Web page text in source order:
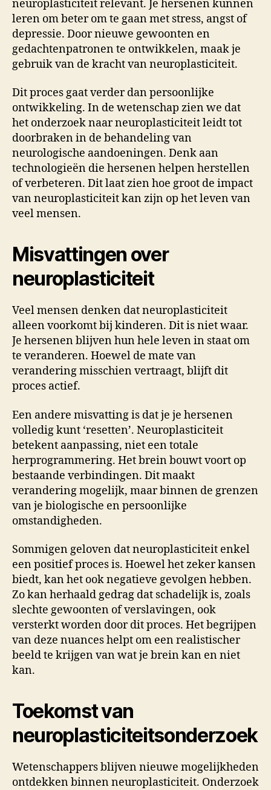
neuroplasticiteit relevant. Je hersenen kunnen
leren om beter om te gaan met stress, angst of
depressie. Door nieuwe gewoonten en
gedachtenpatronen te ontwikkelen, maak je
gebruik van de kracht van neuroplasticiteit.
Dit proces gaat verder dan persoonlijke
ontwikkeling. In de wetenschap zien we dat
het onderzoek naar neuroplasticiteit leidt tot
doorbraken in de behandeling van
neurologische aandoeningen. Denk aan
technologieën die hersenen helpen herstellen
of verbeteren. Dit laat zien hoe groot de impact
van neuroplasticiteit kan zijn op het leven van
veel mensen.
Misvattingen over
neuroplasticiteit
Veel mensen denken dat neuroplasticiteit
alleen voorkomt bij kinderen. Dit is niet waar.
Je hersenen blijven hun hele leven in staat om
te veranderen. Hoewel de mate van
verandering misschien vertraagt, blijft dit
proces actief.
Een andere misvatting is dat je je hersenen
volledig kunt ‘resetten’. Neuroplasticiteit
betekent aanpassing, niet een totale
herprogrammering. Het brein bouwt voort op
bestaande verbindingen. Dit maakt
verandering mogelijk, maar binnen de grenzen
van je biologische en persoonlijke
omstandigheden.
Sommigen geloven dat neuroplasticiteit enkel
een positief proces is. Hoewel het zeker kansen
biedt, kan het ook negatieve gevolgen hebben.
Zo kan herhaald gedrag dat schadelijk is, zoals
slechte gewoonten of verslavingen, ook
versterkt worden door dit proces. Het begrijpen
van deze nuances helpt om een realistischer
beeld te krijgen van wat je brein kan en niet
kan.
Toekomst van
neuroplasticiteitsonderzoek
Wetenschappers blijven nieuwe mogelijkheden
ontdekken binnen neuroplasticiteit. Onderzoek